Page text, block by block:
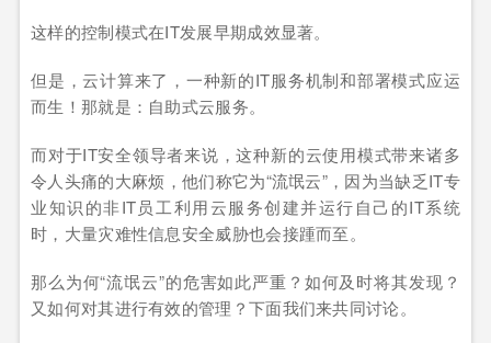
这样的控制模式在IT发展早期成效显著。
但是，云计算来了，一种新的IT服务机制和部署模式应运
而生！那就是：自助式云服务。
而对于IT安全领导者来说，这种新的云使用模式带来诸多
令人头痛的大麻烦，他们称它为“流氓云”，因为当缺乏IT专
业知识的非IT员工利用云服务创建并运行自己的IT系统
时，大量灾难性信息安全威胁也会接踵而至。
那么为何“流氓云”的危害如此严重？如何及时将其发现？
又如何对其进行有效的管理？下面我们来共同讨论。